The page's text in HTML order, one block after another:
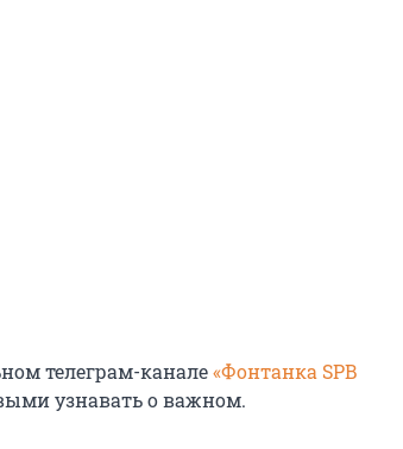
телеграм-канале«Фонтанка SPB
узнавать о важном.